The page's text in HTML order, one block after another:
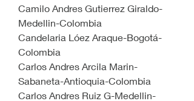
Camilo Andres Gutierrez Giraldo-
Medellin-Colombia
Candelaria Lóez Araque-Bogotá-
Colombia
Carlos Andres Arcila Marin-
Sabaneta-Antioquia-Colombia
Carlos Andres Ruiz G-Medellin-